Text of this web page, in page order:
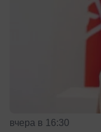
вчера в 16:30